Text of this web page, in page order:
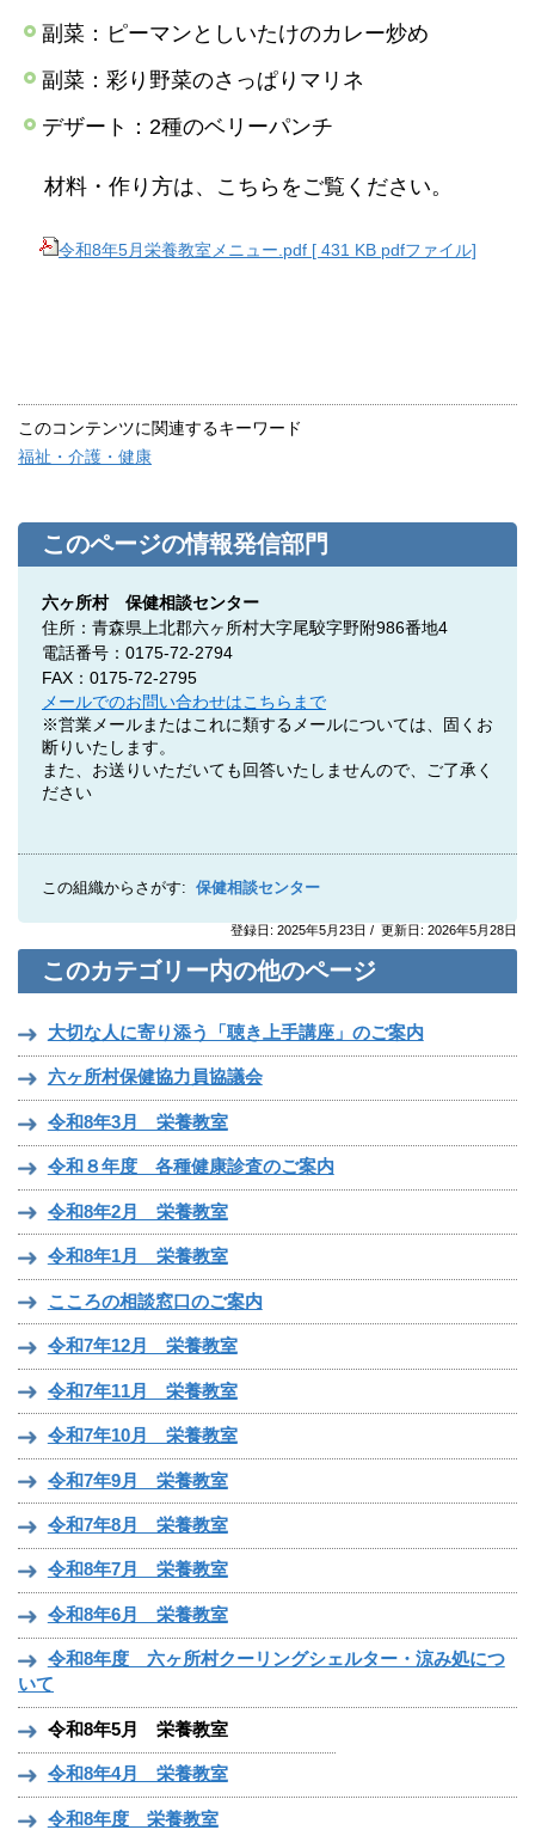
副菜：ピーマンとしいたけのカレー炒め
副菜：彩り野菜のさっぱりマリネ
デザート：2種のベリーパンチ
材料・作り方は、こちらをご覧ください。
令和8年5月栄養教室メニュー.pdf [ 431 KB pdfファイル]
このコンテンツに関連するキーワード
福祉・介護・健康
このページの情報発信部門
六ヶ所村 保健相談センター
住所：青森県上北郡六ヶ所村大字尾駮字野附986番地4
電話番号：0175-72-2794
FAX：0175-72-2795
メールでのお問い合わせはこちらまで
※営業メールまたはこれに類するメールについては、固くお
断りいたします。
また、お送りいただいても回答いたしませんので、ご了承く
ださい
この組織からさがす: 保健相談センター
登録日: 2025年5月23日 / 更新日: 2026年5月28日
このカテゴリー内の他のページ
大切な人に寄り添う「聴き上手講座」のご案内
六ヶ所村保健協力員協議会
令和8年3月 栄養教室
令和８年度 各種健康診査のご案内
令和8年2月 栄養教室
令和8年1月 栄養教室
こころの相談窓口のご案内
令和7年12月 栄養教室
令和7年11月 栄養教室
令和7年10月 栄養教室
令和7年9月 栄養教室
令和7年8月 栄養教室
令和8年7月 栄養教室
令和8年6月 栄養教室
令和8年度 六ヶ所村クーリングシェルター・涼み処につ
いて
令和8年5月 栄養教室
令和8年4月 栄養教室
令和8年度 栄養教室